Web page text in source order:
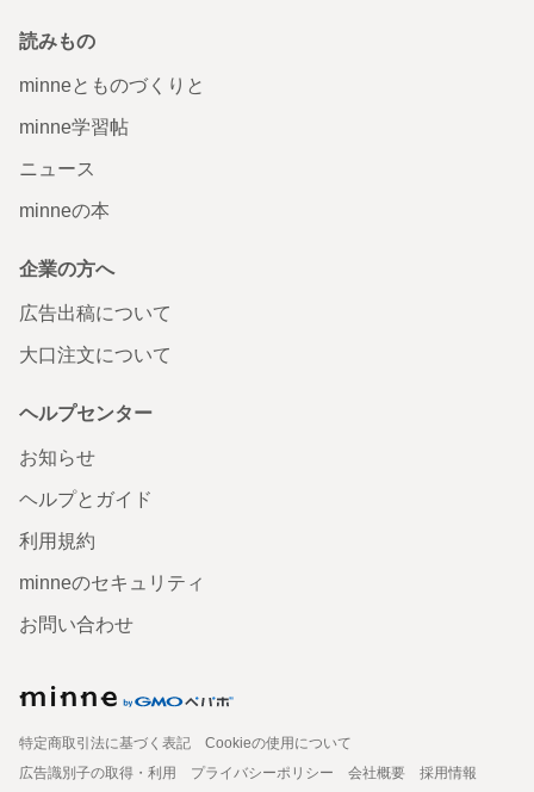
読みもの
minneとものづくりと
minne学習帖
ニュース
minneの本
企業の方へ
広告出稿について
大口注文について
ヘルプセンター
お知らせ
ヘルプとガイド
利用規約
minneのセキュリティ
お問い合わせ
特定商取引法に基づく表記
Cookieの使用について
広告識別子の取得・利用
プライバシーポリシー 会社概要
採用情報